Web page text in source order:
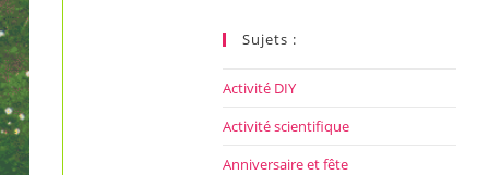
siteSujets :
Activité DIY
Activité scientifique
Anniversaire et fête